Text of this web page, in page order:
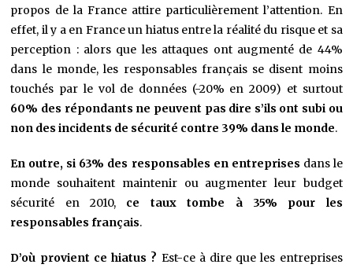
propos de la France attire particulièrement l’attention. En
effet, il y a en France un hiatus entre la réalité du risque et sa
perception : alors que les attaques ont augmenté de 44%
dans le monde, les responsables français se disent moins
touchés par le vol de données (-20% en 2009) et surtout
60% des répondants ne peuvent pas dire s’ils ont subi ou
non des incidents de sécurité contre 39% dans le monde.
En outre, si 63% des responsables en entreprises dans le
monde souhaitent maintenir ou augmenter leur budget
sécurité en 2010, ce taux tombe à 35% pour les
responsables français.
D’où provient ce hiatus ? Est-ce à dire que les entreprises